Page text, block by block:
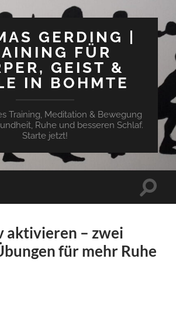
GERDING |
FÜR
GEIST &
IN BOHMTE
Training, Meditation & Bewegung
Ruhe und besseren Schlaf.
Starte jetzt!
aktivieren – zwei
für mehr Ruhe